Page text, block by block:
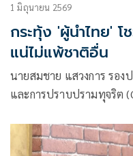
1 มิถุนายน 2569
กระทุ้ง 'ผู้นำไทย' โ
แน่ไม่แพ้ชาติอื่น
นายสมชาย แสวงการ รอ
และการปราบปรามทุจริต